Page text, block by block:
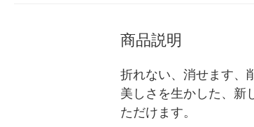
商品説明
折れない、消せます、
美しさを生かした、新
ただけます。